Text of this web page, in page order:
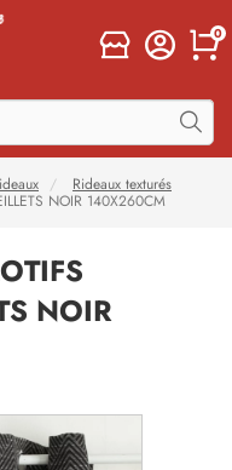
0
Rideaux texturés
NOIR 140X260CM
NOIR